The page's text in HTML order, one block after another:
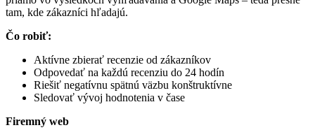
tam, kde zákazníci hľadajú.
Čo robiť:
Aktívne zbierať recenzie od zákazníkov
Odpovedať na každú recenziu do 24 hodín
Riešiť negatívnu spätnú väzbu konštruktívne
Sledovať vývoj hodnotenia v čase
Firemný web